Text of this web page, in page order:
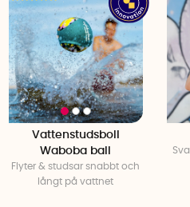
Vattenstudsboll
Waboba ball
Flyter & studsar snabbt och
långt på vattnet